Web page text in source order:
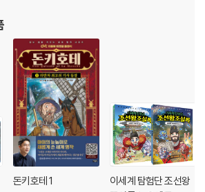
돈키호테 1
이세계 탐험단 조선왕